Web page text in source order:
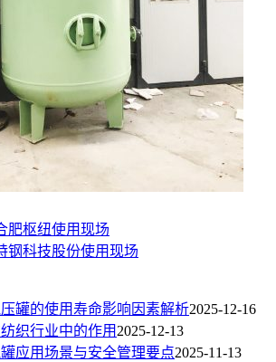
肥枢纽使用现场
钢科技股份使用现场
罐的使用寿命影响因素解析2025-12-16
织行业中的作用 2025-12-13
应用场景与安全管理要点2025-11-13